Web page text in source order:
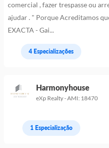
4 Especializações
comercial , fazer trespasse ou
ajudar . " Porque Acreditamos
EXACTA - Gai...
1 Especialização
Harmonyhouse
eXp Realty - AMI: 18470